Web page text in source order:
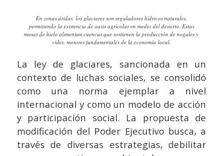
En zonas áridas, los glaciares son reguladores hídricos naturales,
permitiendo la existencia de oasis agrícolas en medio del desierto. Estas
masas de hielo alimentan cuencas que sostienen la producción de nogales y
vides, motores fundamentales de la economía local.
La ley de glaciares, sancionada en un
contexto de luchas sociales, se consolidó
como una norma ejemplar a nivel
internacional y como un modelo de acción
y participación social. La propuesta de
modificación del Poder Ejecutivo busca, a
través de diversas estrategias, debilitar